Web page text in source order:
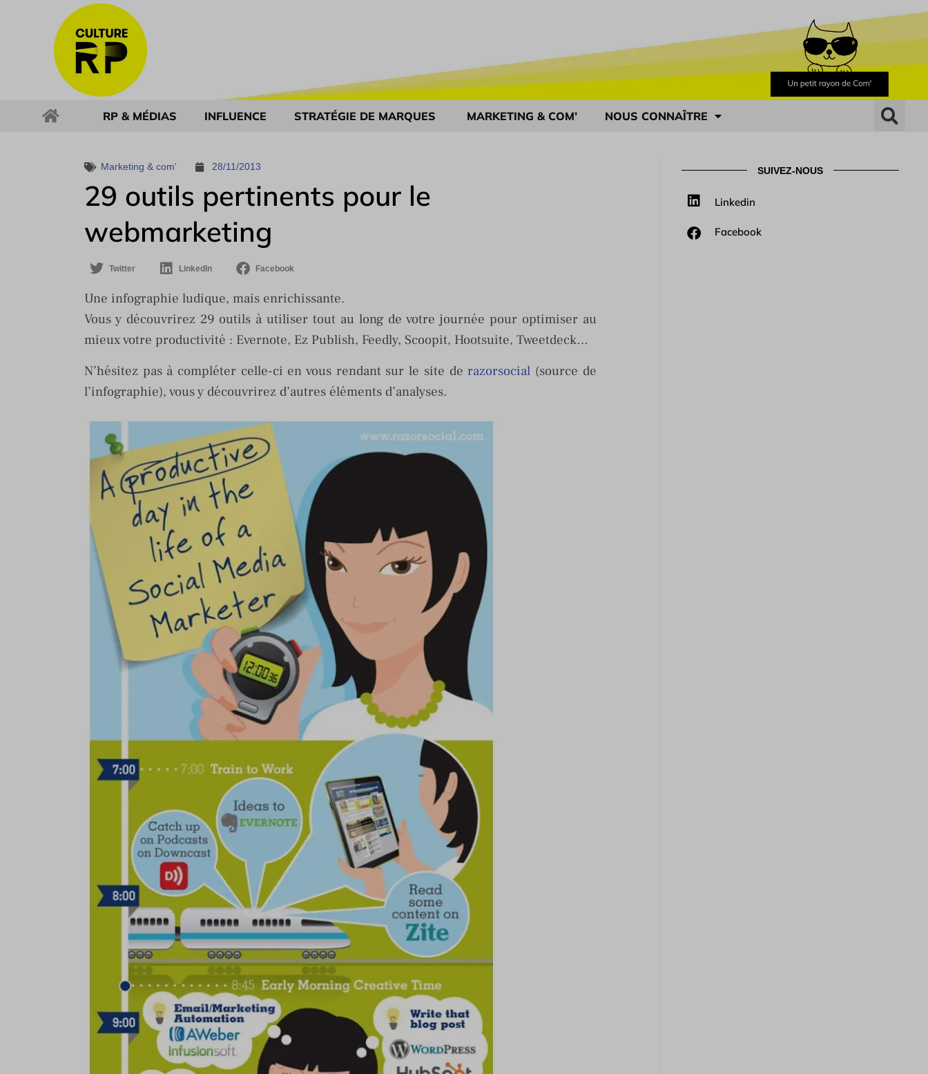
RP & MÉDIAS INFLUENCE STRATÉGIE DE MARQUES MARKETING & COM’ NOUS CONNAÎTRE
Marketing & com' 28/11/2013
29 outils pertinents pour le
webmarketing
Twitter LinkedIn Facebook
Une infographie ludique, mais enrichissante.
Vous y découvrirez 29 outils à utiliser tout au long de votre journée pour optimiser au
mieux votre productivité : Evernote, Ez Publish, Feedly, Scoopit, Hootsuite, Tweetdeck…
N’hésitez pas à compléter celle-ci en vous rendant sur le site derazorsocial (source de
l’infographie), vous y découvrirez d’autres éléments d’analyses.
SUIVEZ-NOUS
Linkedin
Facebook